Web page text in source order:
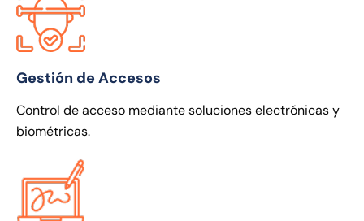
Gestión de Accesos
Control de acceso mediante soluciones electrónicas y
biométricas.